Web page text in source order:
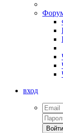
вход
Войти